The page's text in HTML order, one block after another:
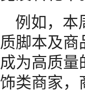
例如，本
质脚本及商
成为高质量
饰类商家，